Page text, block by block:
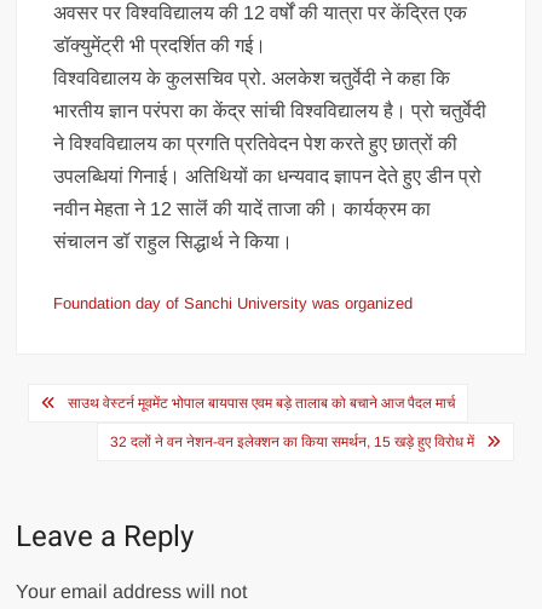
अवसर पर विश्वविद्यालय की 12 वर्षों की यात्रा पर केंद्रित एक
डॉक्युमेंट्री भी प्रदर्शित की गई।
विश्वविद्यालय के कुलसचिव प्रो. अलकेश चतुर्वेदी ने कहा कि
भारतीय ज्ञान परंपरा का केंद्र सांची विश्वविद्यालय है। प्रो चतुर्वेदी
ने विश्वविद्यालय का प्रगति प्रतिवेदन पेश करते हुए छात्रों की
उपलब्धियां गिनाई। अतिथियों का धन्यवाद ज्ञापन देते हुए डीन प्रो
नवीन मेहता ने 12 सालॆं की यादें ताजा की। कार्यक्रम का
संचालन डॉ राहुल सिद्धार्थ ने किया।
Foundation day of Sanchi University was organized
Post
navigation
साउथ वेस्टर्न मूवमेंट भोपाल बायपास एवम बड़े तालाब को बचाने आज पैदल मार्च
32 दलों ने वन नेशन-वन इलेक्शन का किया समर्थन, 15 खड़े हुए विरोध में
Leave a Reply
Your email address will not